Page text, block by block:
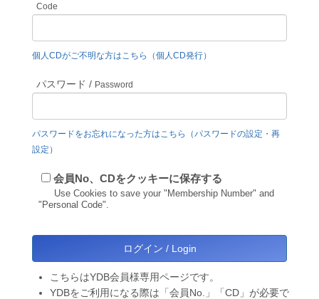
Code
個人CDがご不明な方はこちら（個人CD発行）
パスワード / Password
パスワードをお忘れになった方はこちら（パスワードの設定・再
設定）
会員No、CDをクッキーに保存する
Use Cookies to save your "Membership Number" and
"Personal Code".
こちらはYDB会員様専用ページです。
YDBをご利用になる際は「会員No.」「CD」が必要で